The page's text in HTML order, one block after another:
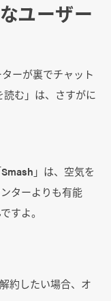
ユーザー
ーが裏でチャット
読む」は、さすがに
」は、空気を
ターよりも有能
すよ。
約したい場合、オ